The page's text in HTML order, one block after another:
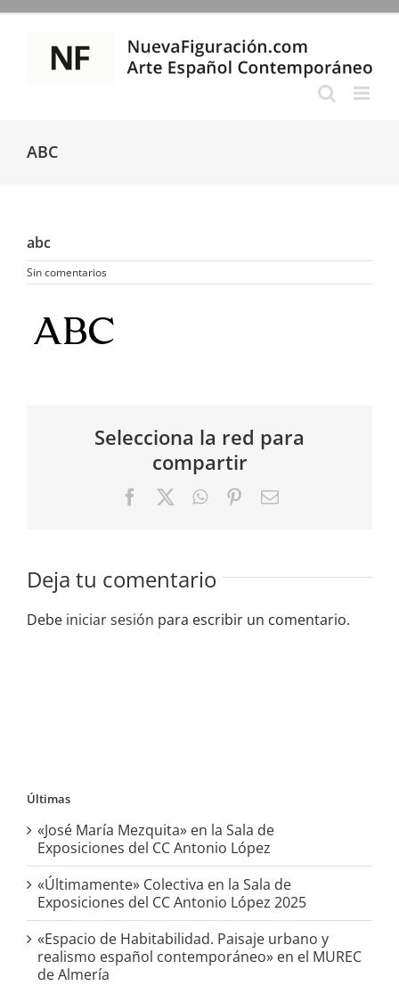
Saltar
contenido
ABC
abc
Sin comentarios
Selecciona la red para
compartir
FacebookWhatsApp
PinterestCorreo
Deja tu comentario
Debe iniciar sesión para escribir un comentario.
Últimas
«José María Mezquita» en la Sala de
Exposiciones del CC Antonio López
«Últimamente» Colectiva en la Sala de
Exposiciones del CC Antonio López 2025
«Espacio de Habitabilidad. Paisaje urbano y
realismo español contemporáneo» en el MUREC
de Almería